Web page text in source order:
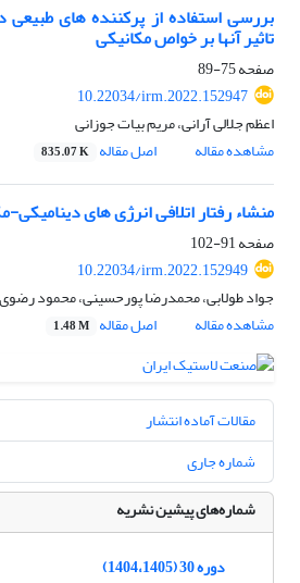
بررسی استفاده از پرکننده های طبیعی
تاثیر آنها بر خواص مکانیکی
صفحه75-89
10.22034/irm.2022.152947
اعظم جلالی آرانی، مریم بیات جوزانی
مشاهده مقاله
اصل مقاله 835.07 K
منشاء رفتار اتلافی انرژی های
صفحه91-102
10.22034/irm.2022.152949
جواد طولابی، محمدرضا پورحسینی، محمود
مشاهده مقاله
اصل مقاله 1.48 M
مقالات آماده انتشار
شماره جاری
شماره‌های پیشین نشریه
دوره 30 (1404،1405)